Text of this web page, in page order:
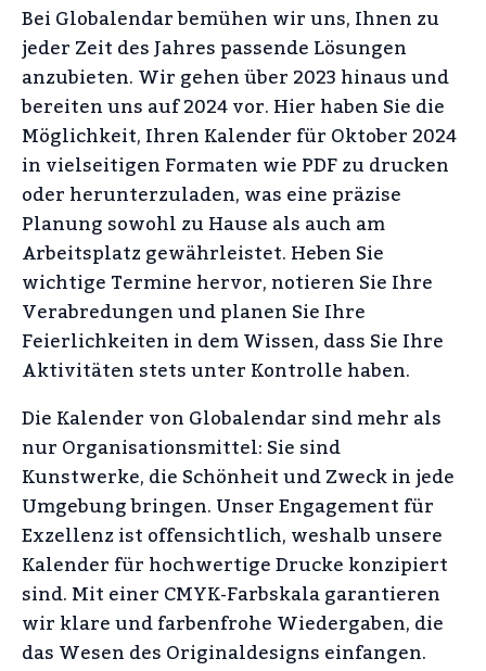
Bei Globalendar bemühen wir uns, Ihnen zu
jeder Zeit des Jahres passende Lösungen
anzubieten. Wir gehen über 2023 hinaus und
bereiten uns auf 2024 vor. Hier haben Sie die
Möglichkeit, Ihren Kalender für Oktober 2024
in vielseitigen Formaten wie PDF zu drucken
oder herunterzuladen, was eine präzise
Planung sowohl zu Hause als auch am
Arbeitsplatz gewährleistet. Heben Sie
wichtige Termine hervor, notieren Sie Ihre
Verabredungen und planen Sie Ihre
Feierlichkeiten in dem Wissen, dass Sie Ihre
Aktivitäten stets unter Kontrolle haben.
Die Kalender von Globalendar sind mehr als
nur Organisationsmittel: Sie sind
Kunstwerke, die Schönheit und Zweck in jede
Umgebung bringen. Unser Engagement für
Exzellenz ist offensichtlich, weshalb unsere
Kalender für hochwertige Drucke konzipiert
sind. Mit einer CMYK-Farbskala garantieren
wir klare und farbenfrohe Wiedergaben, die
das Wesen des Originaldesigns einfangen.